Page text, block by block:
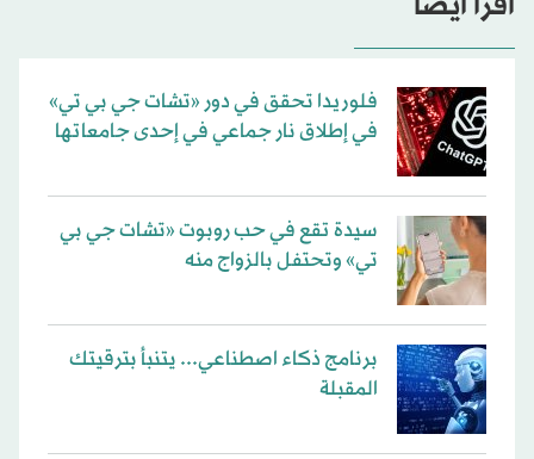
فلوريدا تحقق في دور «تشات جي بي تي»
في إطلاق نار جماعي في إحدى جامعاتها
سيدة تقع في حب روبوت «تشات جي بي
تي» وتحتفل بالزواج منه
برنامج ذكاء اصطناعي... يتنبأ بترقيتك
المقبلة